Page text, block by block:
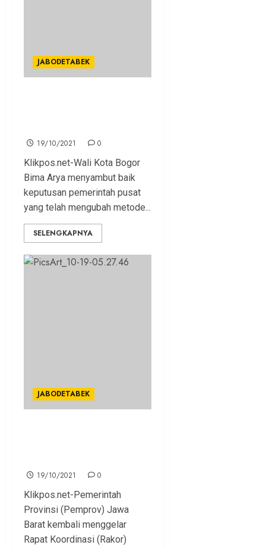
JABODETABEK
19/10/2021 0
Klikpos.net-Wali Kota Bogor
Bima Arya menyambut baik
keputusan pemerintah pusat
yang telah mengubah metode...
SELENGKAPNYA
JABODETABEK
19/10/2021 0
Klikpos.net-Pemerintah
Provinsi (Pemprov) Jawa
Barat kembali menggelar
Rapat Koordinasi (Rakor)